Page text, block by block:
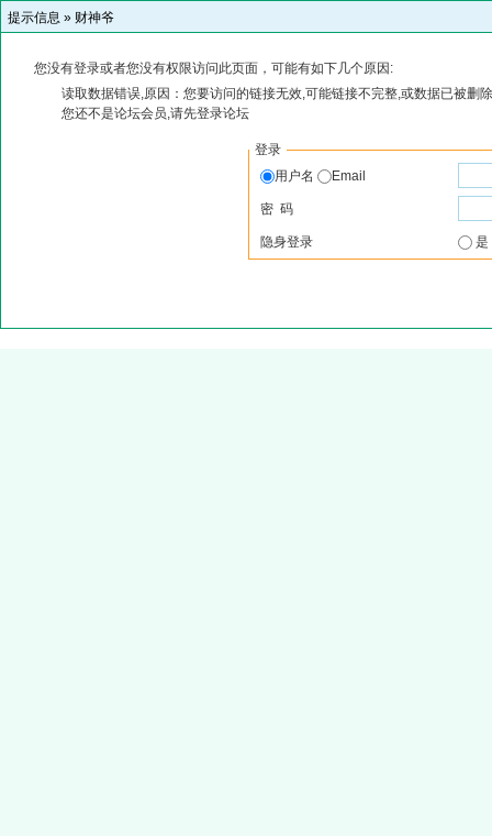
提示信息 » 财神爷
您没有登录或者您没有权限访问此页面，可能有如下几个原因:
读取数据错误,原因：您要访问的链接无效,可能链接不完整,或数据已被删
您还不是论坛会员,请先登录论坛
登录
用户名
Email
密 码
隐身登录